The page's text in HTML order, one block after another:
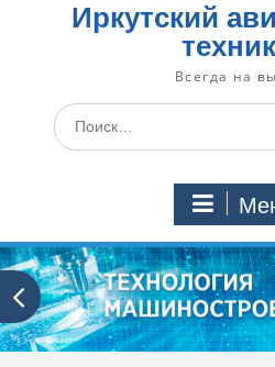
Иркутский
Всегда на
Искать: